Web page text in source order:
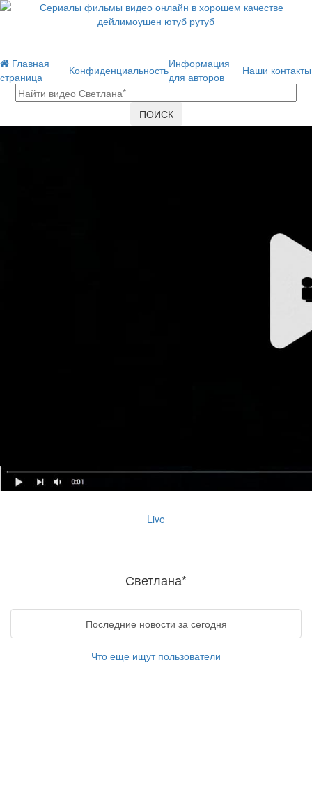
Главная
страница
КонфиденциальностьИнформация
для авторов
Наши контакты
Live
Светлана*
Последние новости за сегодня
Что еще ищут пользователи